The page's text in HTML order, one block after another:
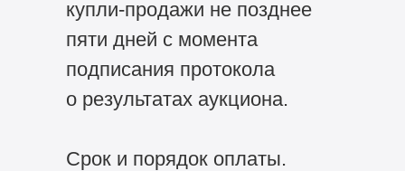
купли-продажи не позднее
пяти дней с момента
подписания протокола
о результатах аукциона.
Срок и порядок оплаты.